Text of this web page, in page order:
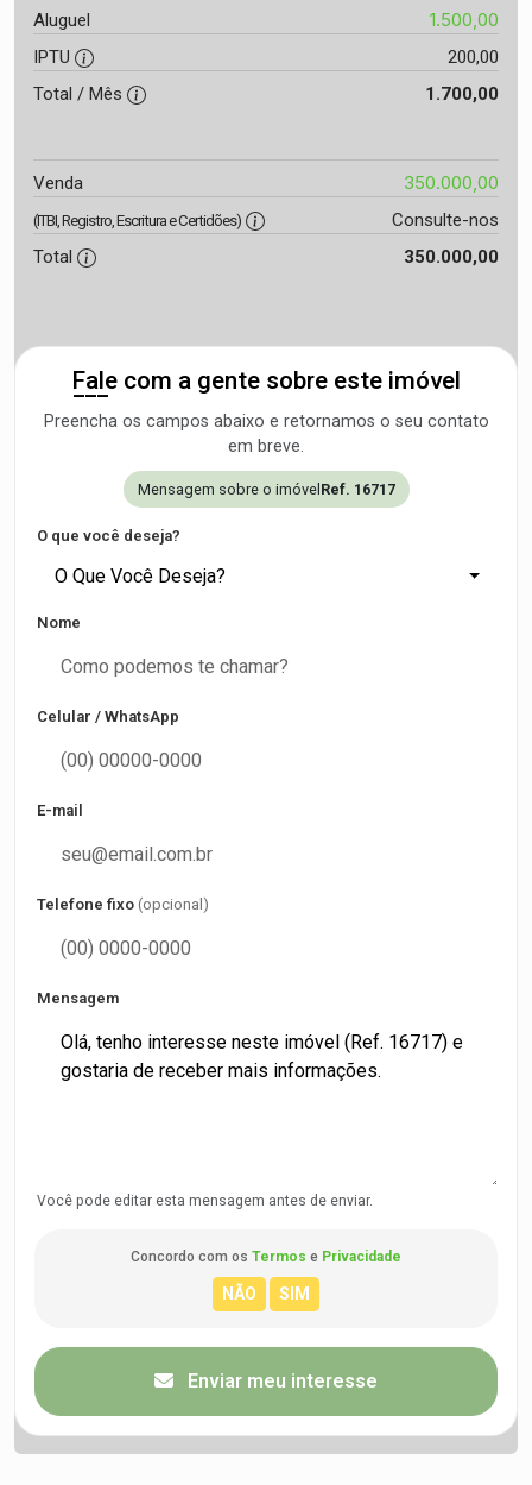
Aluguel 1.500,00
IPTU
200,00
Total / Mês
1.700,00
Venda 350.000,00
(ITBI, Registro, Escritura e Certidões)
Consulte-nos
Total
350.000,00
Fale com a gente sobre este imóvel
Preencha os campos abaixo e retornamos o seu contato
em breve.
Mensagem sobre o imóvel Ref. 16717
O que você deseja?
O Que Você Deseja?
Nome
Celular / WhatsApp
E-mail
Telefone fixo (opcional)
Mensagem
Você pode editar esta mensagem antes de enviar.
Concordo com os Termos e Privacidade
Enviar meu interesse